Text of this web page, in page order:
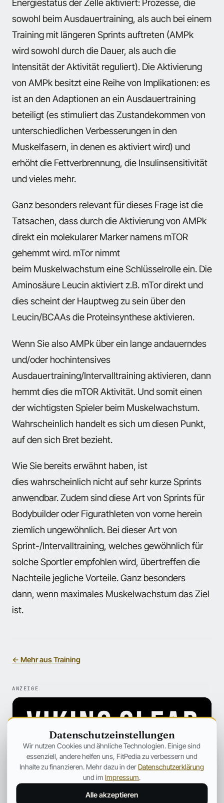
Energiestatus der Zelle aktiviert: Prozesse, die
sowohl beim Ausdauertraining, als auch bei einem
Training mit längeren Sprints auftreten (AMPk
wird sowohl durch die Dauer, als auch die
Intensität der Aktivität reguliert). Die Aktivierung
von AMPk besitzt eine Reihe von Implikationen: es
ist an den Adaptionen an ein Ausdauertraining
beteiligt (es stimuliert das Zustandekommen von
unterschiedlichen Verbesserungen in den
Muskelfasern, in denen es aktiviert wird) und
erhöht die Fettverbrennung, die Insulinsensitivität
und vieles mehr.
Ganz besonders relevant für dieses Frage ist die
Tatsachen, dass durch die Aktivierung von AMPk
direkt ein molekularer Marker namens mTOR
gehemmt wird. mTor nimmt
beim Muskelwachstum eine Schlüsselrolle ein. Die
Aminosäure Leucin aktiviert z.B. mTor direkt und
dies scheint der Hauptweg zu sein über den
Leucin/BCAAs die Proteinsynthese aktivieren.
Wenn Sie also AMPk über ein lange andauerndes
und/oder hochintensives
Ausdauertraining/Intervalltraining aktivieren, dann
hemmt dies die mTOR Aktivität. Und somit einen
der wichtigsten Spieler beim Muskelwachstum.
Wahrscheinlich handelt es sich um diesen Punkt,
auf den sich Bret bezieht.
Wie Sie bereits erwähnt haben, ist
dies wahrscheinlich nicht auf sehr kurze Sprints
anwendbar. Zudem sind diese Art von Sprints für
Bodybuilder oder Figurathleten von vorne herein
ziemlich ungewöhnlich. Bei dieser Art von
Sprint-/Intervalltraining, welches gewöhnlich für
solche Sportler empfohlen wird, übertreffen die
Nachteile jegliche Vorteile. Ganz besonders
dann, wenn maximales Muskelwachstum das Ziel
ist.
← Mehr aus Training
ANZEIGE
Datenschutzeinstellungen
Wir nutzen Cookies und ähnliche Technologien. Einige sind
essenziell, andere helfen uns, FitPedia zu verbessern und
Inhalte zu finanzieren. Mehr dazu in der Datenschutzerklärung
und im Impressum
Alle akzeptieren